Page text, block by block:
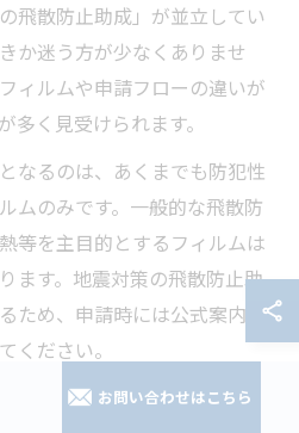
飛散防止助成」が並立してい
か迷う方が少なくありませ
ィルムや申請フローの違いが
多く見受けられます。
なるのは、あくまでも防犯性
ムのみです。一般的な飛散防
等を主目的とするフィルムは
ます。地震対策の飛散防止助
ため、申請時には公式案内で
ください。
受付状況、必要書類が変更さ
お問い合わせはこちら